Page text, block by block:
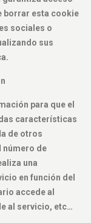
borrar esta cookie
sociales o
sus
para que el
características
de otros
número de
una
en función del
accede al
al servicio, etc…